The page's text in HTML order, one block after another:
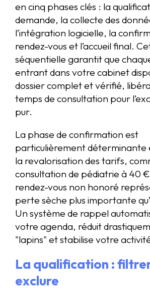
en cinq phases clés : la
demande, la collecte des
l’intégration logicielle, la
rendez-vous et l’accueil final.
séquentielle garantit que
entrant dans votre cabinet
dossier complet et vérifié,
temps de consultation pour
pur.
La phase de confirmation est
particulièrement déterminante
la revalorisation des tarifs,
consultation de pédiatrie à 40
rendez-vous non honoré
perte sèche plus importante
Un système de rappel
votre agenda, réduit
"lapins" et stabilise votre
La qualification :
exclure